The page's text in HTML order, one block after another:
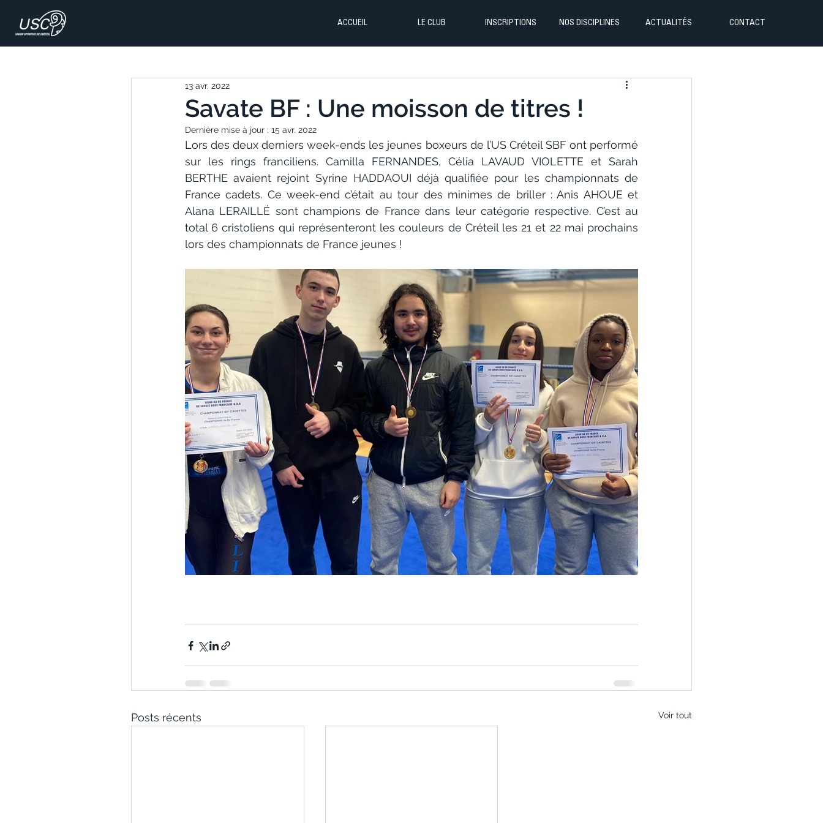
ACCUEIL LE CLUB INSCRIPTIONS NOS DISCIPLINES ACTUALITÉS CONTACT
Savate BF : Une moisson de titres !
13 avr. 2022
Dernière mise à jour : 15 avr. 2022
Lors des deux derniers week-ends les jeunes boxeurs de l’US Créteil SBF ont performé
sur les rings franciliens. Camilla FERNANDES, Célia LAVAUD VIOLETTE et Sarah
BERTHE avaient rejoint Syrine HADDAOUI déjà qualifiée pour les championnats de
France cadets. Ce week-end c’était au tour des minimes de briller : Anis AHOUE et
Alana LERAILLÉ sont champions de France dans leur catégorie respective. C’est au
total 6 cristoliens qui représenteront les couleurs de Créteil les 21 et 22 mai prochains
lors des championnats de France jeunes !
Posts récents Voir tout